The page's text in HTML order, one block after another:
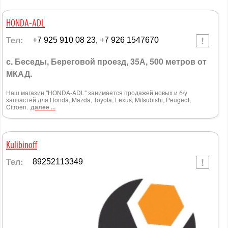
HONDA-ADL
Тел: +7 925 910 08 23, +7 926 1547670
с. Беседы, Береговой проезд, 35А, 500 метров от
МКАД.
Наш магазин "HONDA-ADL" занимается продажей новых и б/у
запчастей для Honda, Mazda, Toyota, Lexus, Mitsubishi, Peugeot,
Citroen. далее ...
Kulibinoff
Тел: 89252113349